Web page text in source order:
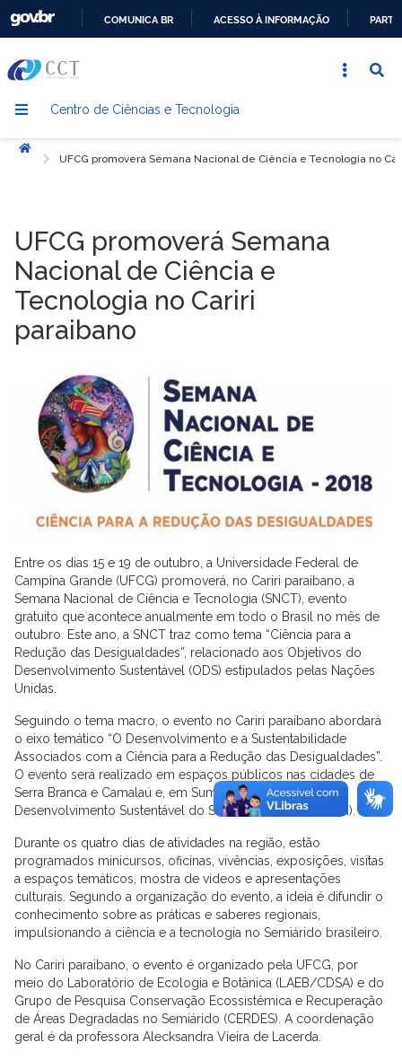
CONTEÚDO
COMUNICA BR ACESSO À INFORMAÇÃO
Centro de Ciências e Tecnologia
Início
UFCG promoverá Semana Nacional de Ciência e Tecnologia no
UFCG promoverá Semana
Nacional de Ciência e
Tecnologia no Cariri
paraibano
Entre os dias 15 e 19 de outubro, a Universidade Federal de
Campina Grande (UFCG) promoverá, no Cariri paraibano, a
Semana Nacional de Ciência e Tecnologia (SNCT), evento
gratuito que acontece anualmente em todo o Brasil no mês de
outubro. Este ano, a SNCT traz como tema “Ciência para a
Redução das Desigualdades”, relacionado aos Objetivos do
Desenvolvimento Sustentável (ODS) estipulados pelas Nações
Unidas.
Seguindo o tema macro, o evento no Cariri paraibano abordará
o eixo temático “O Desenvolvimento e a Sustentabilidade
Associados com a Ciência para a Redução das Desigualdades”.
O evento será realizado em espaços públicos nas cidades de
Serra Branca e Camalaú e, em Sumé, no Centro de
Desenvolvimento Sustentável do Semiárido (CDSA/UFCG).
Durante os quatro dias de atividades na região, estão
programados minicursos, oficinas, vivências, exposições, visitas
a espaços temáticos, mostra de vídeos e apresentações
culturais. Segundo a organização do evento, a ideia é difundir o
conhecimento sobre as práticas e saberes regionais,
impulsionando a ciência e a tecnologia no Semiárido brasileiro.
No Cariri paraibano, o evento é organizado pela UFCG, por
meio do Laboratório de Ecologia e Botânica (LAEB/CDSA) e do
Grupo de Pesquisa Conservação Ecossistêmica e Recuperação
de Áreas Degradadas no Semiárido (CERDES). A coordenação
geral é da professora Alecksandra Vieira de Lacerda.